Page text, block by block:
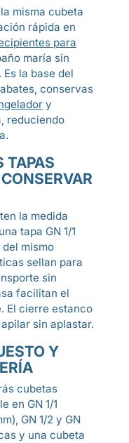
misma cubeta
rápida en
para
maría sin
la base del
conservas
y
reduciendo
TAPAS
la medida
tapa GN 1/1
mismo
sellan para
sin
facilitan el
El cierre estanco
sin aplastar.
Y
cubetas
en GN 1/1
GN 1/2 y GN
y una cubeta